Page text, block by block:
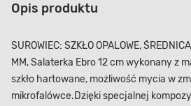
Opis produktu
SUROWIEC: SZKŁO OPALOWE,
MM, Salaterka Ebro 12 cm wykonany z
szkło hartowane, możliwość mycia w
mikrofalówce.Dzięki specjalnej